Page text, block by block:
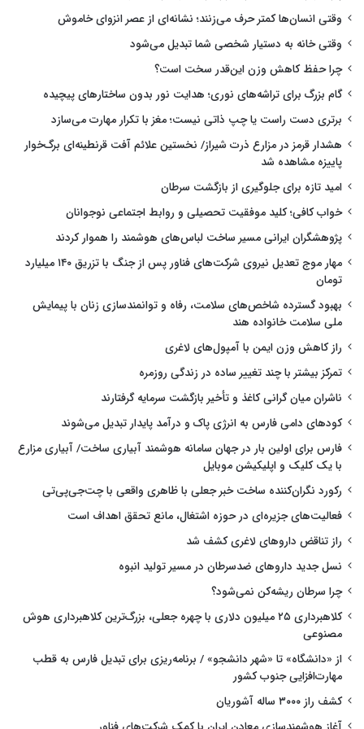
وقتی انسان‌ها کمتر حرف می‌زنند؛ نشانه‌ای از عصر انزوای خاموش
وقتی خانه به دستیار شخصی شما تبدیل می‌شود
چرا حفظ کاهش وزن این‌قدر سخت است؟
گام بزرگ برای تراشه‌های نوری؛ هدایت نور بدون ساختارهای پیچیده
برتری دست راست یا چپ ذاتی نیست؛ مغز با تکرار مهارت می‌سازد
هشدار قرمز در مزارع ذرت شیراز/ نخستین علائم آفت قرنطینه‌ای برگ‌خوار
پاییزه مشاهده شد
امید تازه برای جلوگیری از بازگشت سرطان
خواب کافی؛ کلید موفقیت تحصیلی و روابط اجتماعی نوجوانان
پژوهشگران ایرانی مسیر ساخت لباس‌های هوشمند را هموار کردند
مهار موج تعدیل نیروی شرکت‌های فناور پس از جنگ با تزریق ۱۴۰ میلیارد
تومان
بهبود گسترده شاخص‌های سلامت، رفاه و توانمندسازی زنان با پیمایش
ملی سلامت خانواده هند
راز کاهش وزن ایمن با آمپول‌های لاغری
تمرکز بیشتر با چند تغییر ساده در زندگی روزمره
ناشران میان گرانی کاغذ و تأخیر بازگشت سرمایه گرفتارند
کودهای دامی فارس به انرژی پاک و درآمد پایدار تبدیل می‌شوند
فارس برای اولین بار در جهان سامانه هوشمند آبیاری ساخت/ آبیاری مزارع
با یک کلیک و اپلیکیشن موبایل
رکورد نگران‌کننده ساخت خبر جعلی با ظاهری واقعی با چت‌جی‌پی‌تی
فعالیت‌های جزیره‌ای در حوزه اشتغال، مانع تحقق اهداف است
راز تناقض داروهای لاغری کشف شد
نسل جدید داروهای ضدسرطان در مسیر تولید انبوه
چرا سرطان ریشه‌کن نمی‌شود؟
کلاهبرداری ۲۵ میلیون دلاری با چهره جعلی، بزرگ‌ترین کلاهبرداری هوش
مصنوعی
از «دانشگاه» تا «شهر دانشجو» / برنامه‌ریزی برای تبدیل فارس به قطب
مهارت‌افزایی جنوب کشور
کشف راز ۳۰۰۰ ساله آشوریان